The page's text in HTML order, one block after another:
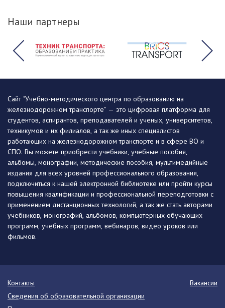
Наши партнеры
Сайт "Учебно-методического центра по образованию на
железнодорожном транспорте" — это цифровая платформа для
студентов, аспирантов, преподавателей и ученых, университетов,
техникумов и их филиалов, а так же иных специалистов
работающих на железнодорожном транспорте и в сфере ВО и
СПО. Вы можете приобрести учебники, учебные пособия,
альбомы, монографии, методические пособия, мультимедийные
издания для всех уровней профессионального образования,
подключиться к нашей электронной библиотеке или пройти курсы
повышения квалификации и профессиональной переподготовки с
применением дистанционных технологий, а так же стать авторами
учебников, монографий, альбомов, компьютерных обучающих
программ, учебных программ, вебинаров, видео уроков или
фильмов.
Контакты
Вакансии
Сведения об образовательной организации